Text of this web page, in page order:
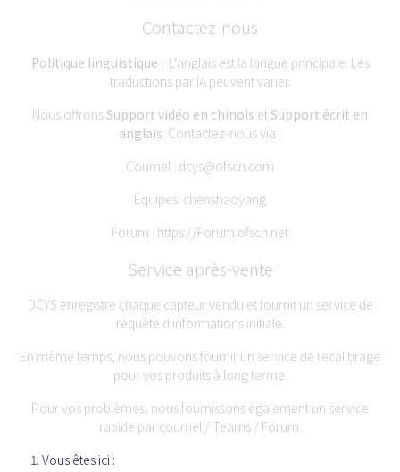
Contactez-nous
Politique linguistique : L'anglais est la langue principale. Les
traductions par IA peuvent varier.
Nous offronsSupport vidéo en chinois etSupport écrit en
anglais. Contactez-nous via :
Courriel : dcys@ofscn.com
Équipes: chenshaoyang
Forum : https://Forum.ofscn.net
Service après-vente
DCYS enregistre chaque capteur vendu et fournit un service de
requête d'informations initiale.
En même temps, nous pouvons fournir un service de recalibrage
pour vos produits à long terme.
Pour vos problèmes, nous fournissons également un service
rapide par courriel / Teams / Forum.
Vous êtes ici :